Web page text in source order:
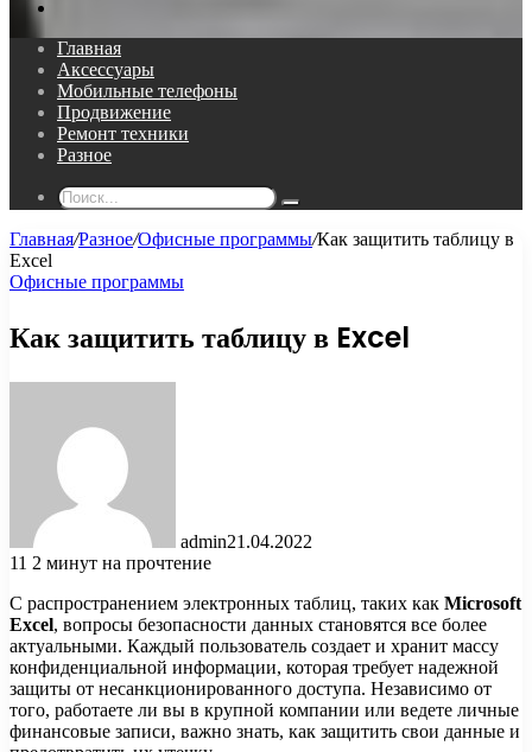
Главная
Аксессуары
Мобильные телефоны
Продвижение
Ремонт техники
Разное
Поиск...
Главная/Разное/Офисные программы/Как защитить таблицу в
Excel
Офисные программы
Как защитить таблицу в Excel
admin21.04.2022
11 2 минут на прочтение
С распространением электронных таблиц, таких как Microsoft
Excel, вопросы безопасности данных становятся все более
актуальными. Каждый пользователь создает и хранит массу
конфиденциальной информации, которая требует надежной
защиты от несанкционированного доступа. Независимо от
того, работаете ли вы в крупной компании или ведете личные
финансовые записи, важно знать, как защитить свои данные и